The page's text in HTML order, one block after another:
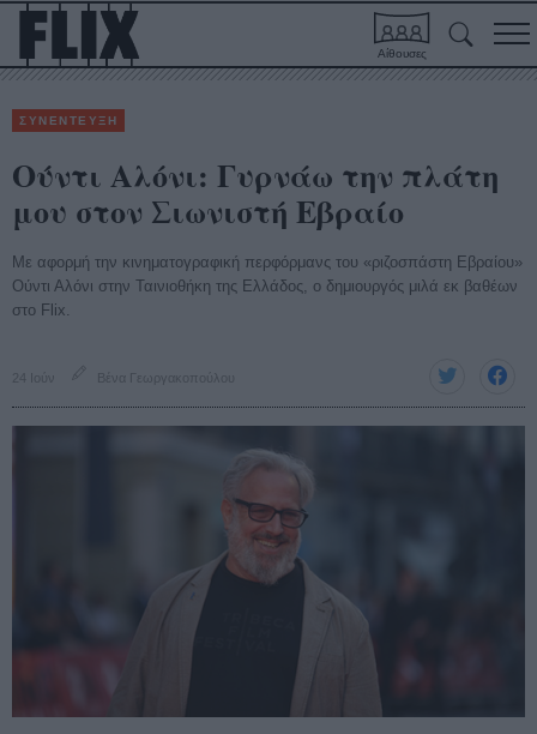
Αίθουσες
ΣΥΝΕΝΤΕΥΞΗ
Ούντι Αλόνι: Γυρνάω την πλάτη
μου στον Σιωνιστή Εβραίο
Με αφορμή την κινηματογραφική περφόρμανς του «ριζοσπάστη Εβραίου»
Ούντι Αλόνι στην Ταινιοθήκη της Ελλάδος, ο δημιουργός μιλά εκ βαθέων
στο Flix.
24 Ιούν Βένα Γεωργακοπούλου